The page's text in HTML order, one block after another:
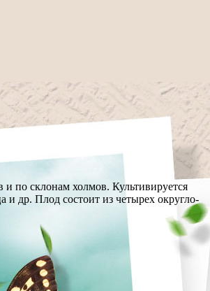
по склонам холмов. Культивируется
и др. Плод состоит из четырех округло-